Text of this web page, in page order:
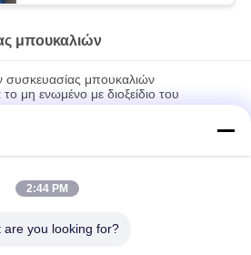
μπουκαλιών
μπουκαλιών
μη ενωμένο με διοξείδιο του
τσαγιού πάγου αποστειρωτή
ψεκασμού νερού
σίτιση μηχανών συσκευαστών
2:44 PM
are you looking for?